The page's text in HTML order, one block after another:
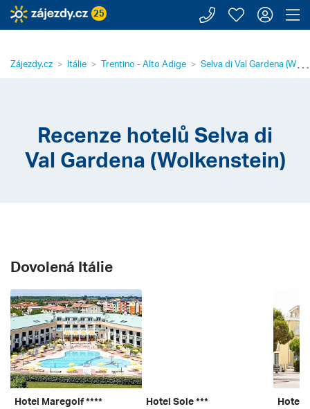
25 Zavolejte
Moje
⋯
Zájezdy.cz Itálie Trentino - Alto Adige Selva di Val Gardena
Recenze hotelů Selva di
Val Gardena (Wolkenstein)
Dovolená Itálie
Hotel Maregolf **** Hotel Sole *** Hotel